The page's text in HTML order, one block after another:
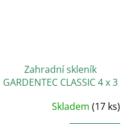
Zahradní skleník
GARDENTEC CLASSIC 4 x 3
Průměrné
hodnoceníSkladem(17 ks)